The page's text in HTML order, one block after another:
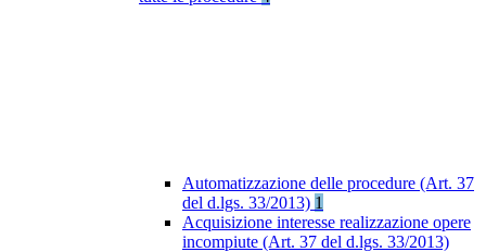
Automatizzazione delle procedure (Art. 37
del d.lgs. 33/2013) 1
Acquisizione interesse realizzazione opere
incompiute (Art. 37 del d.lgs. 33/2013)